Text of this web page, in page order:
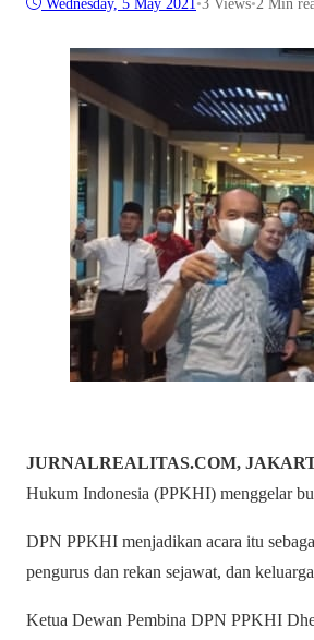
Wednesday, 5 May 2021 •3 Views•2 Min
JURNALREALITAS.COM,
Hukum Indonesia (PPKHI) menggelar
DPN PPKHI menjadikan acara itu
pengurus dan rekan sejawat, dan
Ketua Dewan Pembina DPN PPKHI